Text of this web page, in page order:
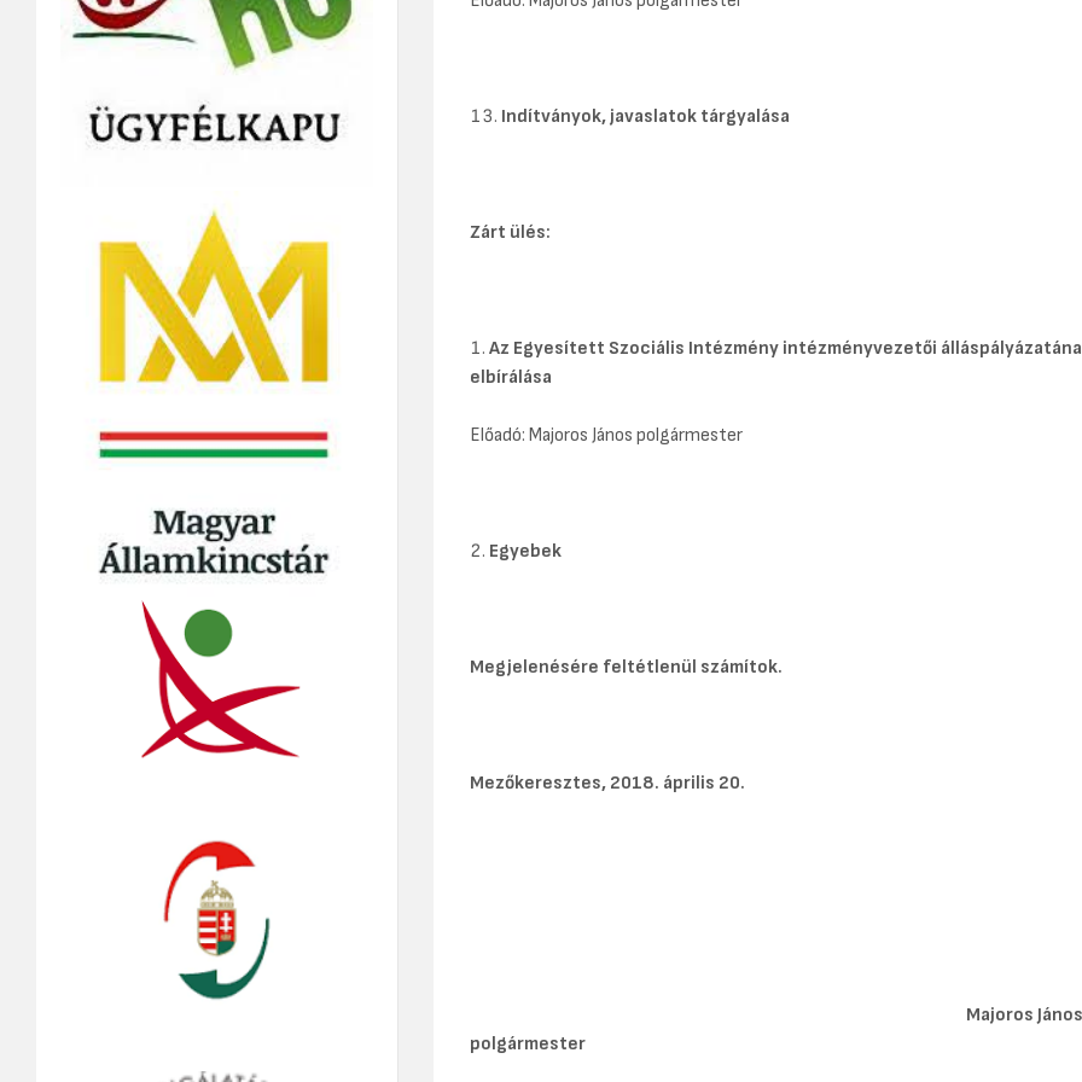
Indítványok, javaslatok tárgyalása
Zárt ülés:
Az Egyesített Szociális Intézmény intézményvezetői
elbírálása
Előadó: Majoros János polgármester
Egyebek
Megjelenésére feltétlenül számítok.
Mezőkeresztes, 2018. április 20.
Majoros János
polgármester